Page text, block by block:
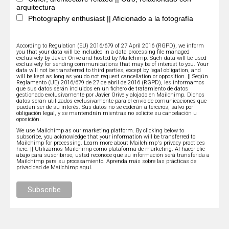
arquitectura
Photography enthusiast || Aficionado a la fotografía
According to Regulation (EU) 2016/679 of 27 April 2016 (RGPD), we inform
you that your data will be included in a data processing file managed
exclusively by Javier Orive and hosted by Mailchimp. Such data will be used
exclusively for sending communications that may be of interest to you. Your
data will not be transferred to third parties, except by legal obligation, and
will be kept as long as you do not request cancellation or opposition. || Según
Reglamento (UE) 2016/679 de 27 de abril de 2016 (RGPD), les informamos
que sus datos serán incluidos en un fichero de tratamiento de datos
gestionado exclusivamente por Javier Orive y alojado en Mailchimp. Dichos
datos serán utilizados exclusivamente para el envío de comunicaciones que
puedan ser de su interés. Sus datos no se cederán a terceros, salvo por
obligación legal, y se mantendrán mientras no solicite su cancelación u
oposición.
We use Mailchimp as our marketing platform. By clicking below to
subscribe, you acknowledge that your information will be transferred to
Mailchimp for processing. Learn more about Mailchimp's privacy practices
here. || Utilizamos Mailchimp como plataforma de marketing. Al hacer clic
abajo para suscribirse, usted reconoce que su información será transferida a
Mailchimp para su procesamiento.Aprenda más sobre las prácticas de
privacidad de Mailchimp aquí.